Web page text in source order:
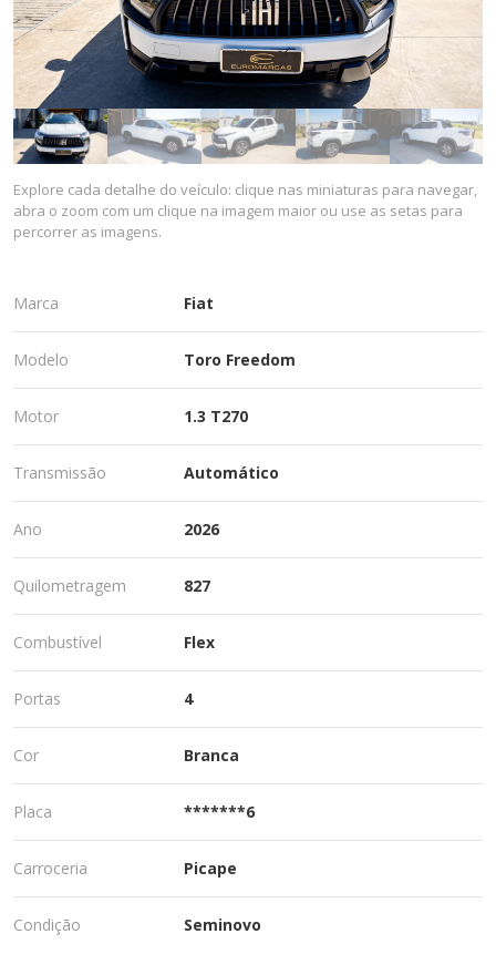
Explore cada detalhe do veículo: clique nas miniaturas para navegar,
abra o zoom com um clique na imagem maior ou use as setas para
percorrer as imagens.
Marca Fiat
Modelo Toro Freedom
Motor 1.3 T270
Transmissão Automático
Ano 2026
Quilometragem 827
Combustível Flex
Portas 4
Cor Branca
Placa *******6
Carroceria Picape
Condição Seminovo